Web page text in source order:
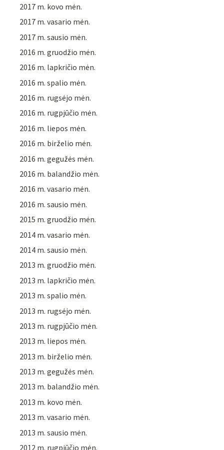
2017 m. kovo mėn.
2017 m. vasario mėn.
2017 m. sausio mėn.
2016 m. gruodžio mėn.
2016 m. lapkričio mėn.
2016 m. spalio mėn.
2016 m. rugsėjo mėn.
2016 m. rugpjūčio mėn.
2016 m. liepos mėn.
2016 m. birželio mėn.
2016 m. gegužės mėn.
2016 m. balandžio mėn.
2016 m. vasario mėn.
2016 m. sausio mėn.
2015 m. gruodžio mėn.
2014 m. vasario mėn.
2014 m. sausio mėn.
2013 m. gruodžio mėn.
2013 m. lapkričio mėn.
2013 m. spalio mėn.
2013 m. rugsėjo mėn.
2013 m. rugpjūčio mėn.
2013 m. liepos mėn.
2013 m. birželio mėn.
2013 m. gegužės mėn.
2013 m. balandžio mėn.
2013 m. kovo mėn.
2013 m. vasario mėn.
2013 m. sausio mėn.
2012 m. rugpjūčio mėn.